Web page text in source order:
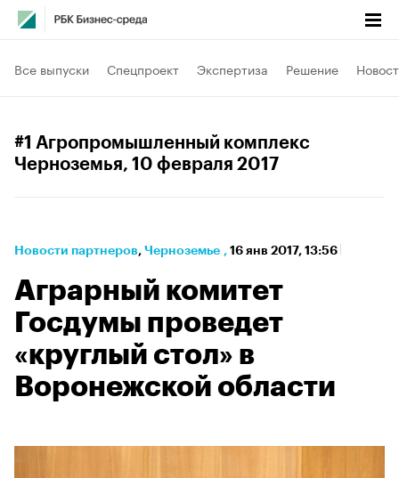
Все выпуски Спецпроект Экспертиза Решение
#1 Агропромышленный комплекс
Черноземья, 10 февраля 2017
Новости партнеров⁠, Черноземье , 16 янв 2017, 13:56
Аграрный комитет
Госдумы проведет
«круглый стол» в
Воронежской области